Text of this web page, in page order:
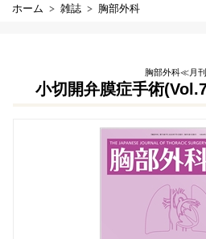
ホーム 雑誌 胸部外科
胸部外科≪月
小切開弁膜症手術